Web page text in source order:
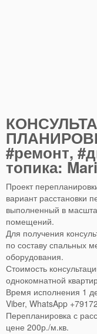
#ремонт,
топика:
Проект
вариант расстановки
выполненный в
помещений.
Для получения
по составу спальных
оборудования.
Стоимость
однокомнатной
Время исполнения 1
Viber, WhatsApp
Перепланировка с
цене 200р./м.кв.